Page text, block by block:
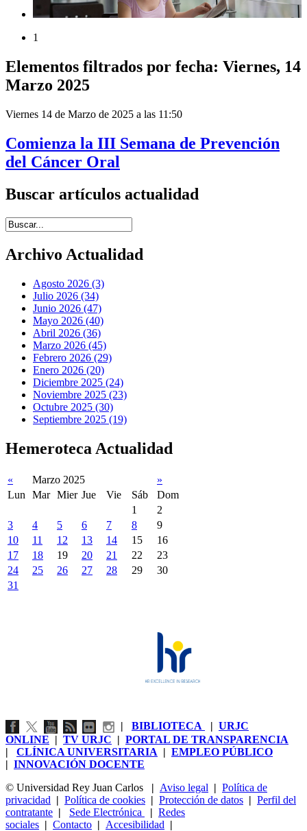
1
Elementos filtrados por fecha: Viernes, 14
Marzo 2025
Viernes 14 de Marzo de 2025 a las 11:50
Comienza la III Semana de Prevención
del Cáncer Oral
Buscar artículos actualidad
Introduce términos de búsqueda
Archivo Actualidad
Agosto 2026 (3)
Julio 2026 (34)
Junio 2026 (47)
Mayo 2026 (40)
Abril 2026 (36)
Marzo 2026 (45)
Febrero 2026 (29)
Enero 2026 (20)
Diciembre 2025 (24)
Noviembre 2025 (23)
Octubre 2025 (30)
Septiembre 2025 (19)
Hemeroteca Actualidad
« Marzo 2025
»
Lun
Mar Mier Jue Vie Sáb
Dom
1
2
3
4 5 6 7 8
9
10
11 12 13 14 15
16
17
18 19 20 21 22
23
24
25 26 27 28 29
30
31
| BIBLIOTECA | URJC
ONLINE | TV URJC | PORTAL DE TRANSPARENCIA
| CLÍNICA UNIVERSITARIA | EMPLEO PÚBLICO
| INNOVACIÓN DOCENTE
© Universidad Rey Juan Carlos
| Aviso legal | Política de
privacidad | Política de cookies | Protección de datos | Perfil del
contratante | Sede Electrónica | Redes
sociales | Contacto | Accesibilidad |